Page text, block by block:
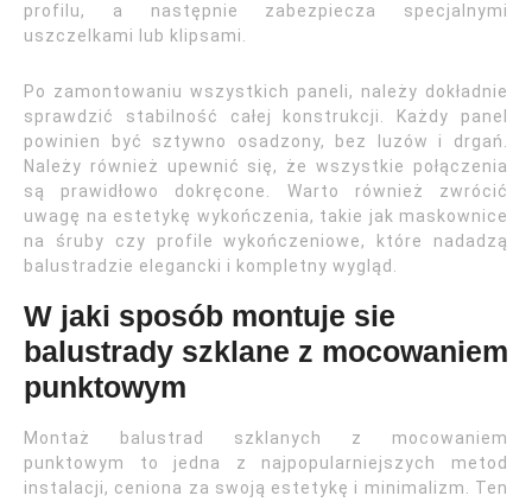
profilu, a następnie zabezpiecza specjalnymi
uszczelkami lub klipsami.
Po zamontowaniu wszystkich paneli, należy dokładnie
sprawdzić stabilność całej konstrukcji. Każdy panel
powinien być sztywno osadzony, bez luzów i drgań.
Należy również upewnić się, że wszystkie połączenia
są prawidłowo dokręcone. Warto również zwrócić
uwagę na estetykę wykończenia, takie jak maskownice
na śruby czy profile wykończeniowe, które nadadzą
balustradzie elegancki i kompletny wygląd.
W jaki sposób montuje sie
balustrady szklane z mocowaniem
punktowym
Montaż balustrad szklanych z mocowaniem
punktowym to jedna z najpopularniejszych metod
instalacji, ceniona za swoją estetykę i minimalizm. Ten